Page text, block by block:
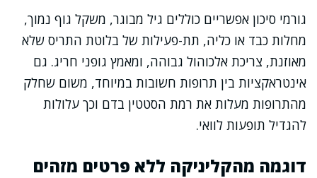
גורמי סיכון אפשריים כוללים גיל מבוגר, משקל גוף נמוך,
מחלות כבד או כליה, תת-פעילות של בלוטת התריס שלא
מאוזנת, צריכת אלכוהול גבוהה, ומאמץ גופני חריג. גם
אינטראקציות בין תרופות חשובות במיוחד, משום שחלק
מהתרופות מעלות את רמת הסטטין בדם וכך עלולות
להגדיל תופעות לוואי.
דוגמה מהקליניקה ללא פרטים מזהים